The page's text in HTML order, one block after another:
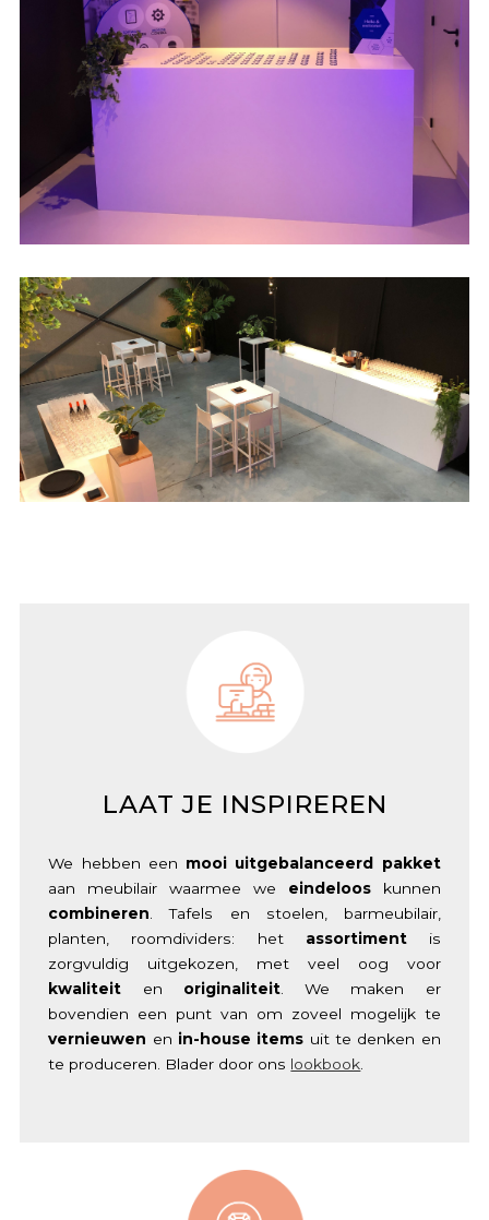
LAAT JE INSPIREREN
We hebben een mooi uitgebalanceerd pakket
aan meubilair waarmee we eindelooskunnen
combineren . Tafels en stoelen, barmeubilair,
planten, roomdividers: het assortimentis
zorgvuldig uitgekozen, met veel oog voor
kwaliteit en originaliteit. We maken er
bovendien een punt van om zoveel mogelijk te
vernieuwen en in-house items uit te denken en
te produceren. Blader door ons lookbook